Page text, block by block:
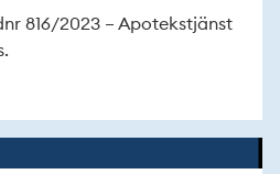
816/2023 – Apotekstjänst